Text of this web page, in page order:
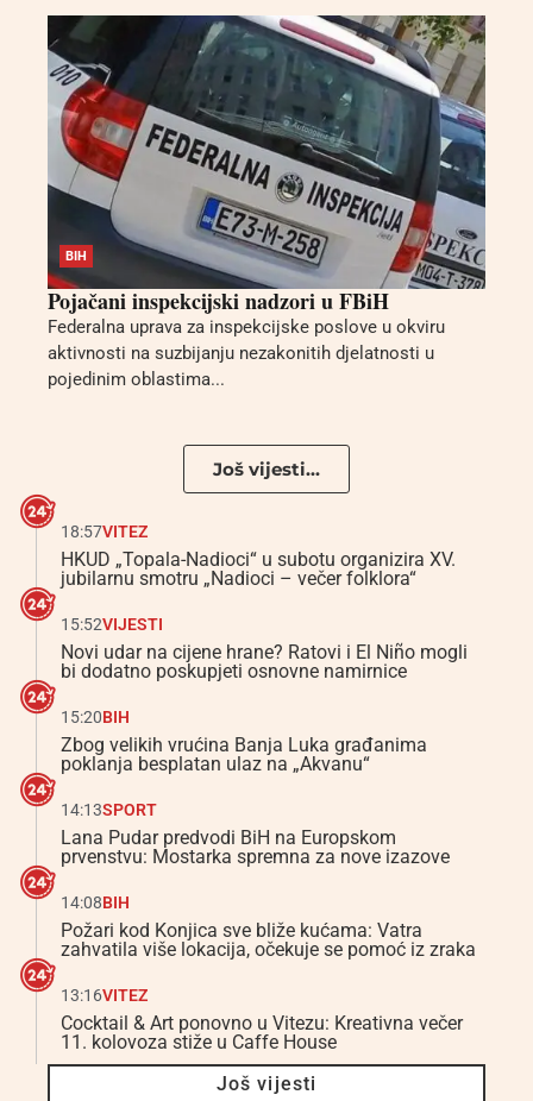
BIH
Pojačani inspekcijski nadzori u FBiH
Federalna uprava za inspekcijske poslove u okviru
aktivnosti na suzbijanju nezakonitih djelatnosti u
pojedinim oblastima...
Još vijesti...
18:57VITEZ
HKUD „Topala-Nadioci“ u subotu organizira XV.
jubilarnu smotru „Nadioci – večer folklora“
15:52VIJESTI
Novi udar na cijene hrane? Ratovi i El Niño mogli
bi dodatno poskupjeti osnovne namirnice
15:20BIH
Zbog velikih vrućina Banja Luka građanima
poklanja besplatan ulaz na „Akvanu“
14:13SPORT
Lana Pudar predvodi BiH na Europskom
prvenstvu: Mostarka spremna za nove izazove
14:08BIH
Požari kod Konjica sve bliže kućama: Vatra
zahvatila više lokacija, očekuje se pomoć iz zraka
13:16VITEZ
Cocktail & Art ponovno u Vitezu: Kreativna večer
11. kolovoza stiže u Caffe House
Još vijesti